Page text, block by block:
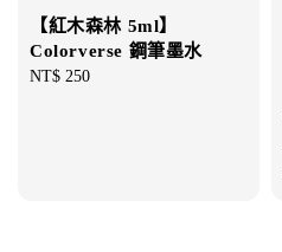
【紅木森林 5ml】
Colorverse 鋼筆墨水
Regular
NT$ 250